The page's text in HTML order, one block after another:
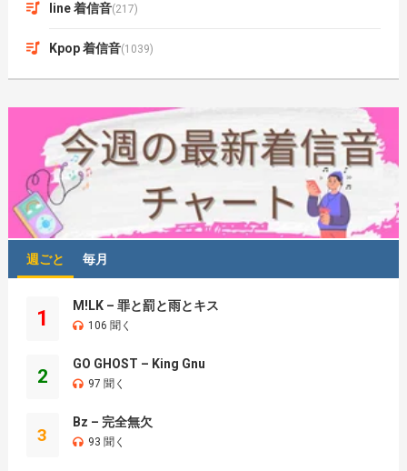
line 着信音(217)
Kpop 着信音(1039)
週ごと 毎月
1
M!LK – 罪と罰と雨とキス
106 聞く
2
GO GHOST – King Gnu
97 聞く
3
Bz – 完全無欠
93 聞く